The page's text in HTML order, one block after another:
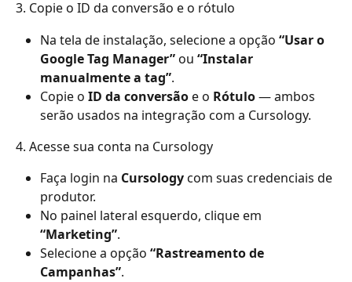
3. Copie o ID da conversão e o rótulo
Na tela de instalação, selecione a opção “Usar o
Google Tag Manager” ou “Instalar
manualmente a tag”.
Copie o ID da conversão e o Rótulo — ambos
serão usados na integração com a Cursology.
4. Acesse sua conta na Cursology
Faça login na Cursology com suas credenciais de
produtor.
No painel lateral esquerdo, clique em
“Marketing”.
Selecione a opção “Rastreamento de
Campanhas”.